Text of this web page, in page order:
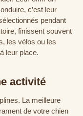
c’est leur
pendant
finissent souvent
les vélos ou les
leur place.
activité
La meilleure
de votre chien